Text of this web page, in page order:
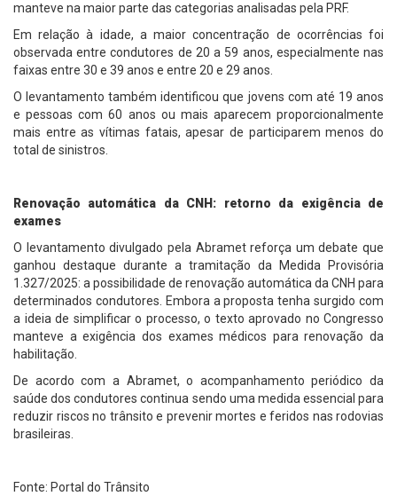
manteve na maior parte das categorias analisadas pela PRF.
Em relação à idade, a maior concentração de ocorrências foi
observada entre condutores de 20 a 59 anos, especialmente nas
faixas entre 30 e 39 anos e entre 20 e 29 anos.
O levantamento também identificou que jovens com até 19 anos
e pessoas com 60 anos ou mais aparecem proporcionalmente
mais entre as vítimas fatais, apesar de participarem menos do
total de sinistros.
Renovação automática da CNH: retorno da exigência de
exames
O levantamento divulgado pela Abramet reforça um debate que
ganhou destaque durante a tramitação da Medida Provisória
1.327/2025: a possibilidade de renovação automática da CNH para
determinados condutores. Embora a proposta tenha surgido com
a ideia de simplificar o processo, o texto aprovado no Congresso
manteve a exigência dos exames médicos para renovação da
habilitação.
De acordo com a Abramet, o acompanhamento periódico da
saúde dos condutores continua sendo uma medida essencial para
reduzir riscos no trânsito e prevenir mortes e feridos nas rodovias
brasileiras.
Fonte: Portal do Trânsito